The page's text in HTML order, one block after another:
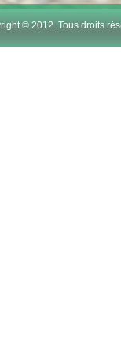
© 2012. Tous droits